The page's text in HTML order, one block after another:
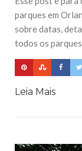
parques em
sobre datas,
todos os
Leia Mais